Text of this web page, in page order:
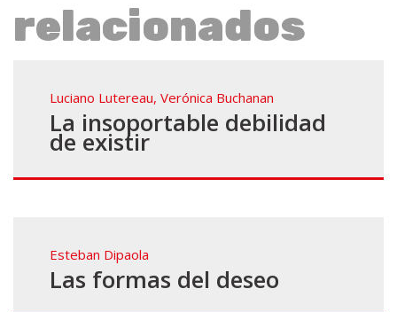
relacionados
Luciano Lutereau, Verónica Buchanan
La insoportable debilidad
de existir
Esteban Dipaola
Las formas del deseo